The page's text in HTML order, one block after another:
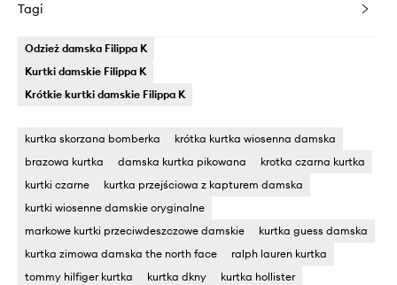
Tagi
Odzież damska Filippa K
Kurtki damskie Filippa K
Krótkie kurtki damskie Filippa K
kurtka skorzana bomberka
krótka kurtka wiosenna damska
brazowa kurtka
damska kurtka pikowana
krotka czarna kurtka
kurtki czarne
kurtka przejściowa z kapturem damska
kurtki wiosenne damskie oryginalne
markowe kurtki przeciwdeszczowe damskie
kurtka guess damska
kurtka zimowa damska the north face
ralph lauren kurtka
tommy hilfiger kurtka
kurtka dkny
kurtka hollister